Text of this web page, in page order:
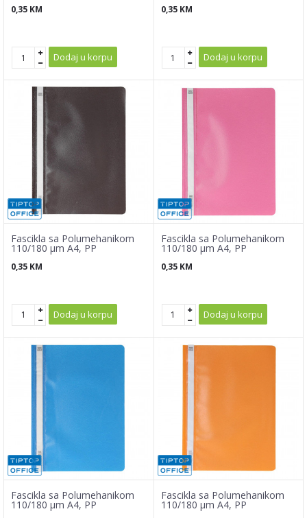
0,35 KM
Dodaj u korpu
0,35 KM
Dodaj u korpu
Fascikla sa Polumehanikom
110/180 µm A4, PP
0,35 KM
Dodaj u korpu
Fascikla sa Polumehanikom
110/180 µm A4, PP
0,35 KM
Dodaj u korpu
Fascikla sa Polumehanikom
110/180 µm A4, PP
Fascikla sa Polumehanikom
110/180 µm A4, PP